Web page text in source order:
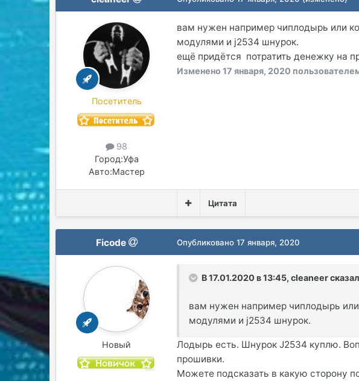
Посетитель
98
Город:Уфа
Авто:Мастер
вам нужен например чиплодырь или
модулями и j2534 шнурок.
ещё придётся потратить денежку на
Изменено17 января, 2020
Цитата
Ficode
Новый
Опубликовано17 января, 2020
В 17.01.2020 в 13:45,cleaneer
вам нужен например чиплодырь
модулями и j2534 шнурок.
Лодырь есть. Шнурок J2534 куплю.
прошивки.
Можете подсказать в какую сторону